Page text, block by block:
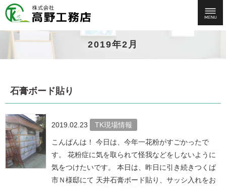
2019年2月
石膏ボード貼り
2019.02.23 TK現場情報
こんばんは！ 今日は、今年一花粉がすごかったで
す。 花粉症に気を取られて怪我などをしないように
気をつけたいです。 本日は、昨日に引き続きつくば
市Ｎ様邸にて 天井石膏ボード貼り、サッシ入れをお